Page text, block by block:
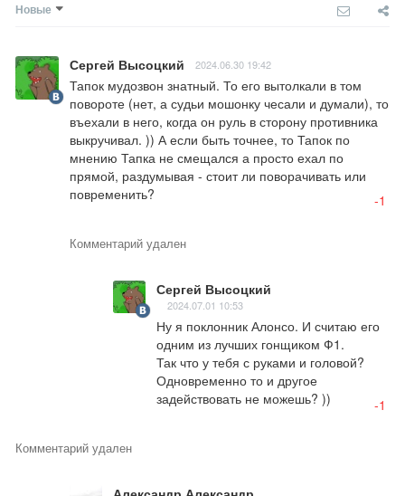
Новые
Сергей Высоцкий 2024.06.30 19:42
Тапок мудозвон знатный. То его вытолкали в том
повороте (нет, а судьи мошонку чесали и думали), то
въехали в него, когда он руль в сторону противника
выкручивал. )) А если быть точнее, то Тапок по
мнению Тапка не смещался а просто ехал по
прямой, раздумывая - стоит ли поворачивать или
повременить?
-1
Комментарий удален
Сергей Высоцкий
2024.07.01 10:53
Ну я поклонник Алонсо. И считаю его
одним из лучших гонщиком Ф1.
Так что у тебя с руками и головой?
Одновременно то и другое
задействовать не можешь? ))
-1
Комментарий удален